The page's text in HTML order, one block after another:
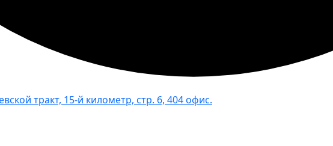
тракт, 15-й километр, стр. 6, 404 офис.